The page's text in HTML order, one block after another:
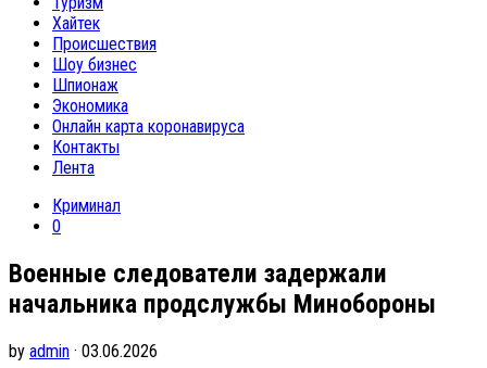
Хайтек
Происшествия
Шоу бизнес
Шпионаж
Экономика
Онлайн карта коронавируса
Контакты
Лента
Криминал
0
Военные следователи задержали
начальника продслужбы Минобороны
by admin · 03.06.2026